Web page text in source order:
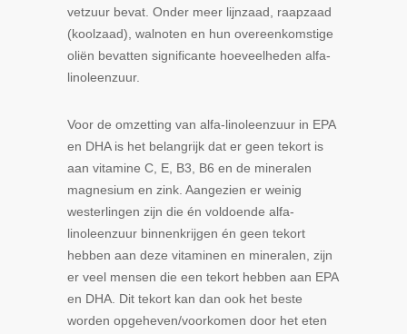
vetzuur bevat. Onder meer lijnzaad, raapzaad
(koolzaad), walnoten en hun overeenkomstige
oliën bevatten significante hoeveelheden alfa-
linoleenzuur.
Voor de omzetting van alfa-linoleenzuur in EPA
en DHA is het belangrijk dat er geen tekort is
aan vitamine C, E, B3, B6 en de mineralen
magnesium en zink. Aangezien er weinig
westerlingen zijn die én voldoende alfa-
linoleenzuur binnenkrijgen én geen tekort
hebben aan deze vitaminen en mineralen, zijn
er veel mensen die een tekort hebben aan EPA
en DHA. Dit tekort kan dan ook het beste
worden opgeheven/voorkomen door het eten